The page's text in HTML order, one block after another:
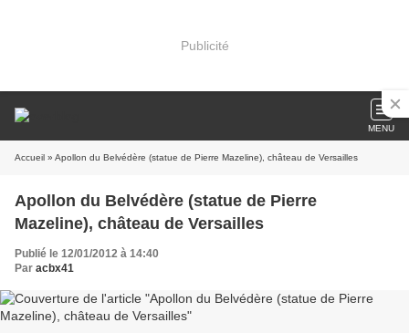
Publicité
MENU
Accueil » Apollon du Belvédère (statue de Pierre Mazeline), château de Versailles
Apollon du Belvédère (statue de Pierre
Mazeline), château de Versailles
Publié le 12/01/2012 à 14:40
Par acbx41